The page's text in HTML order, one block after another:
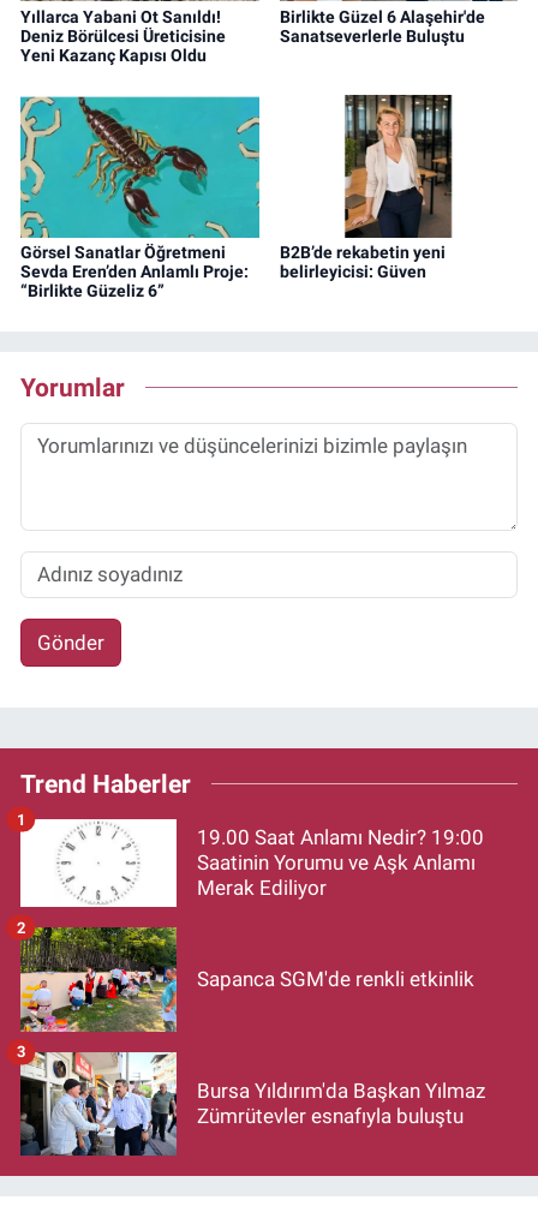
Yıllarca Yabani Ot Sanıldı!
Deniz Börülcesi Üreticisine
Yeni Kazanç Kapısı Oldu
Birlikte Güzel 6 Alaşehir'de
Sanatseverlerle Buluştu
Görsel Sanatlar Öğretmeni
Sevda Eren’den Anlamlı Proje:
“Birlikte Güzeliz 6”
B2B’de rekabetin yeni
belirleyicisi: Güven
Yorumlar
Gönder
Trend Haberler
19.00 Saat Anlamı Nedir? 19:00
Saatinin Yorumu ve Aşk Anlamı
Merak Ediliyor
1
Sapanca SGM'de renkli etkinlik
2
Bursa Yıldırım'da Başkan Yılmaz
Zümrütevler esnafıyla buluştu
3